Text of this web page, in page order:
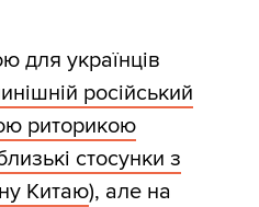
для українців
російський
риторикою
стосунки з
Китаю), але на